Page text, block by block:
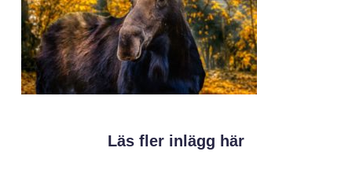
Läs fler inlägg här